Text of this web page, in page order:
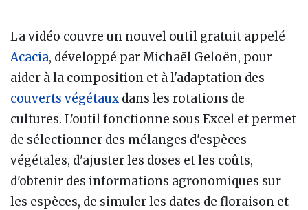
La vidéo couvre un nouvel outil gratuit appelé
Acacia, développé par Michaël Geloën, pour
aider à la composition et à l'adaptation des
couverts végétaux dans les rotations de
cultures. L'outil fonctionne sous Excel et permet
de sélectionner des mélanges d'espèces
végétales, d'ajuster les doses et les coûts,
d'obtenir des informations agronomiques sur
les espèces, de simuler les dates de floraison et